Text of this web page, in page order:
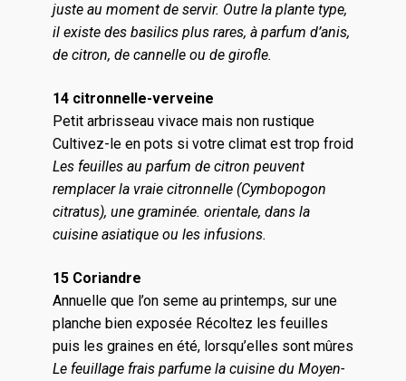
juste au moment de servir. Outre la plante type,
il existe des basilics plus rares, à parfum d’anis,
de citron, de cannelle ou de girofle.
14 citronnelle-verveine
Petit arbrisseau vivace mais non rustique
Cultivez-le en pots si votre climat est trop froid
Les feuilles au parfum de citron peuvent
remplacer la vraie citronnelle (Cymbopogon
citratus), une graminée. orientale, dans la
cuisine asiatique ou les infusions.
15 Coriandre
Annuelle que l’on seme au printemps, sur une
planche bien exposée Récoltez les feuilles
puis les graines en été, lorsqu’elles sont mûres
Le feuillage frais parfume la cuisine du Moyen-